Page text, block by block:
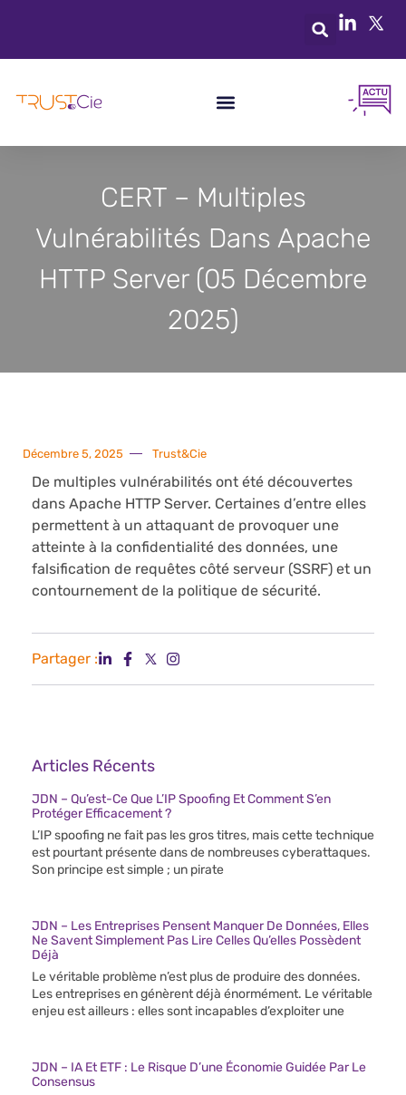
CERT – Multiples
Vulnérabilités Dans Apache
HTTP Server (05 Décembre
2025)
Décembre 5, 2025 Trust&Cie
De multiples vulnérabilités ont été découvertes
dans Apache HTTP Server. Certaines d’entre elles
permettent à un attaquant de provoquer une
atteinte à la confidentialité des données, une
falsification de requêtes côté serveur (SSRF) et un
contournement de la politique de sécurité.
Partager :
Articles Récents
JDN – Qu’est-Ce Que L’IP Spoofing Et Comment S’en
Protéger Efficacement ?
L’IP spoofing ne fait pas les gros titres, mais cette technique
est pourtant présente dans de nombreuses cyberattaques.
Son principe est simple ; un pirate
JDN – Les Entreprises Pensent Manquer De Données, Elles
Ne Savent Simplement Pas Lire Celles Qu’elles Possèdent
Déjà
Le véritable problème n’est plus de produire des données.
Les entreprises en génèrent déjà énormément. Le véritable
enjeu est ailleurs : elles sont incapables d’exploiter une
JDN – IA Et ETF : Le Risque D’une Économie Guidée Par Le
Consensus